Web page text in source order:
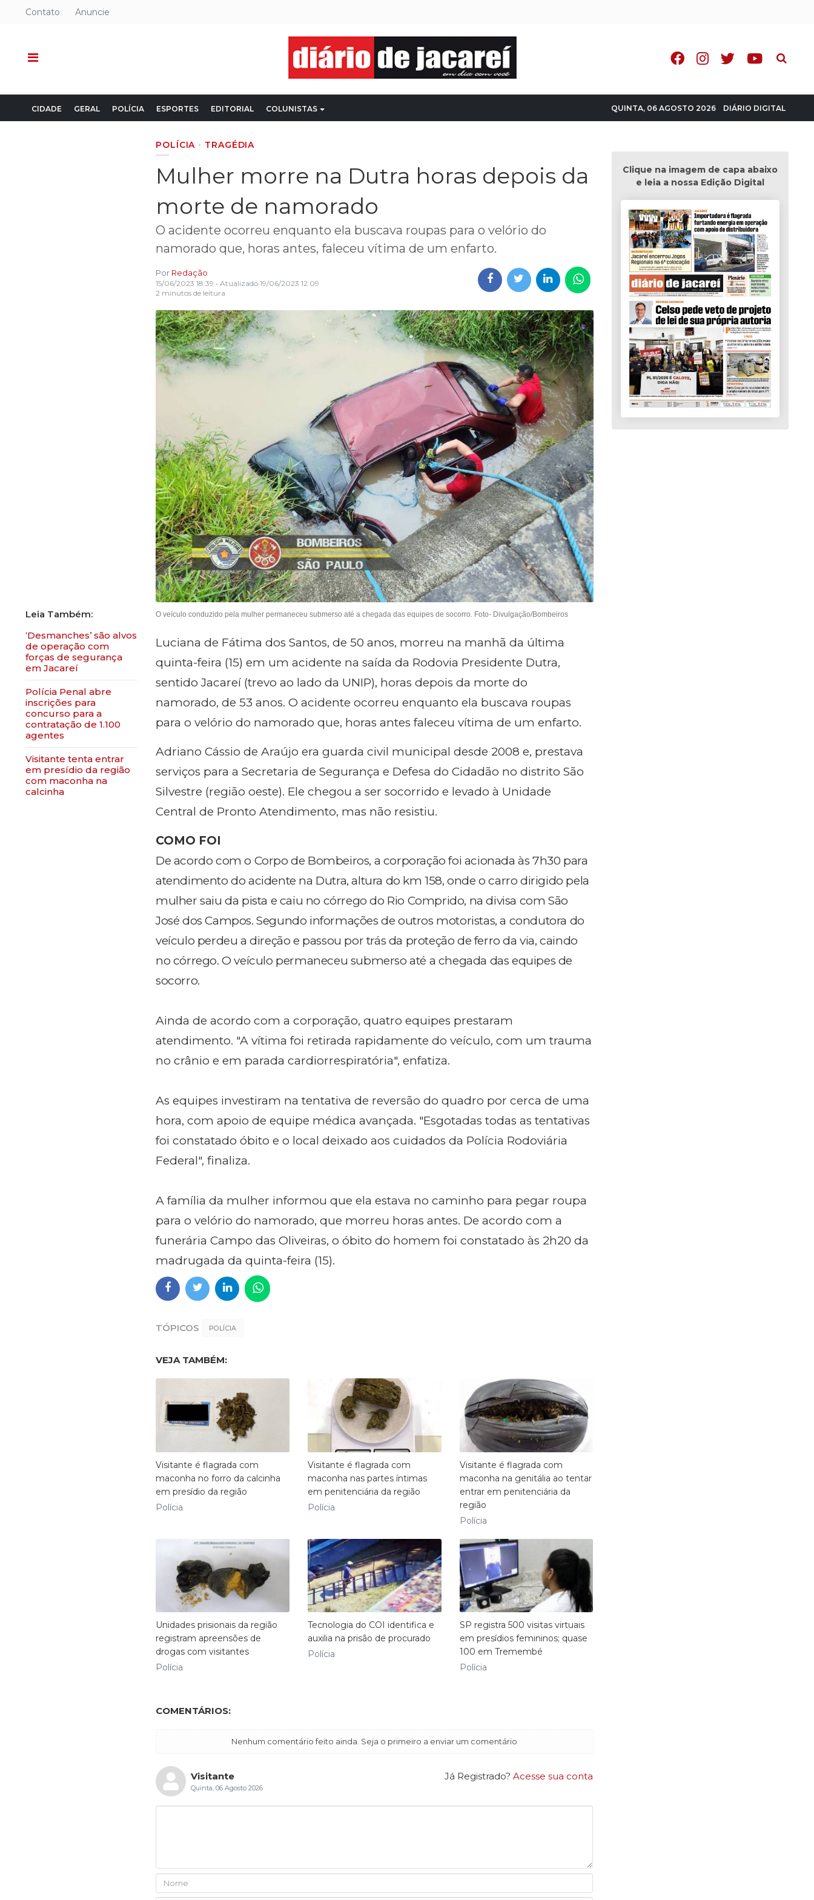
Contato Anuncie
Pesquisa
CIDADE GERAL POLÍCIA ESPORTES EDITORIAL COLUNISTAS QUINTA, 06 AGOSTO 2026 DIÁRIO DIGITAL
‘Desmanches’ são alvos
de operação com
forças de segurança
em Jacareí
​Polícia Penal abre
inscrições para
concurso para a
contratação de 1.100
agentes
Visitante tenta entrar
em presídio da região
com maconha na
calcinha
POLÍCIA TRAGÉDIA
Mulher morre na Dutra horas depois da
morte de namorado
O acidente ocorreu enquanto ela buscava roupas para o velório do
namorado que, horas antes, faleceu vítima de um enfarto.
Por Redação
15/06/2023 18:39 • Atualizado 19/06/2023 12:09
2 minutos de leitura
O veículo conduzido pela mulher permaneceu submerso até a chegada das equipes de socorro. Foto- Divulgação/Bombeiros
Luciana de Fátima dos Santos, de 50 anos, morreu na manhã da última
quinta-feira (15) em um acidente na saída da Rodovia Presidente Dutra,
sentido Jacareí (trevo ao lado da UNIP), horas depois da morte do
namorado, de 53 anos. O acidente ocorreu enquanto ela buscava roupas
para o velório do namorado que, horas antes faleceu vítima de um enfarto.
Adriano Cássio de Araújo era guarda civil municipal desde 2008 e, prestava
serviços para a Secretaria de Segurança e Defesa do Cidadão no distrito São
Silvestre (região oeste). Ele chegou a ser socorrido e levado à Unidade
Central de Pronto Atendimento, mas não resistiu.
COMO FOI
De acordo com o Corpo de Bombeiros, a corporação foi acionada às 7h30 para
atendimento do acidente na Dutra, altura do km 158, onde o carro dirigido pela
mulher saiu da pista e caiu no córrego do Rio Comprido, na divisa com São
José dos Campos. Segundo informações de outros motoristas, a condutora do
veículo perdeu a direção e passou por trás da proteção de ferro da via, caindo
no córrego. O veículo permaneceu submerso até a chegada das equipes de
socorro.
Ainda de acordo com a corporação, quatro equipes prestaram
atendimento. "A vítima foi retirada rapidamente do veículo, com um trauma
no crânio e em parada cardiorrespiratória", enfatiza.
As equipes investiram na tentativa de reversão do quadro por cerca de uma
hora, com apoio de equipe médica avançada. "Esgotadas todas as tentativas
foi constatado óbito e o local deixado aos cuidados da Polícia Rodoviária
Federal", finaliza.
A família da mulher informou que ela estava no caminho para pegar roupa
para o velório do namorado, que morreu horas antes. De acordo com a
funerária Campo das Oliveiras, o óbito do homem foi constatado às 2h20 da
madrugada da quinta-feira (15).
TÓPICOS POLÍCIA
VEJA TAMBÉM:
Visitante é flagrada com
maconha no forro da calcinha
em presídio da região
Polícia
Visitante é flagrada com
maconha nas partes íntimas
em penitenciária da região
Polícia
Visitante é flagrada com
maconha na genitália ao tentar
entrar em penitenciária da
região
Polícia
Unidades prisionais da região
registram apreensões de
drogas com visitantes
Polícia
Tecnologia do COI identifica e
auxilia na prisão de procurado
Polícia
SP registra 500 visitas virtuais
em presídios femininos; quase
100 em Tremembé
Polícia
COMENTÁRIOS:
Nenhum comentário feito ainda. Seja o primeiro a enviar um comentário
Já Registrado? Acesse sua conta
Visitante
Quinta, 06 Agosto 2026
Clique na imagem de capa abaixo
e leia a nossa Edição Digital